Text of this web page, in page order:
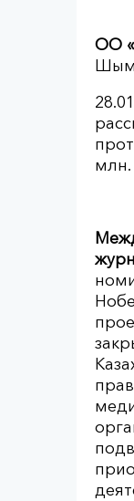
ОО
млн.